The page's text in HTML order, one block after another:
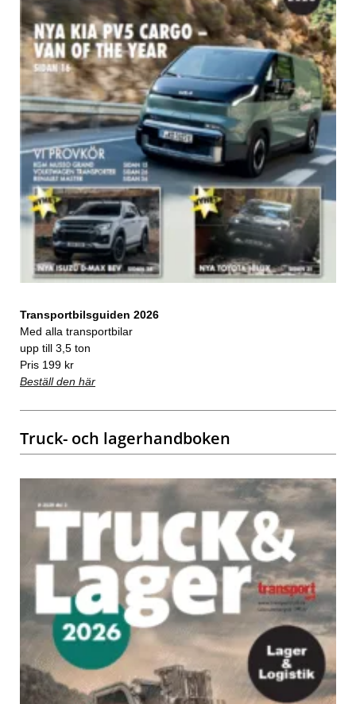
Transportbilsguiden 2026
Med alla transportbilar
upp till 3,5 ton
Pris 199 kr
Beställ den här
Truck- och lagerhandboken